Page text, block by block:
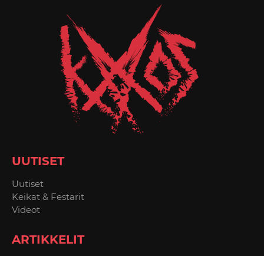
UUTISET
Uutiset
Keikat & Festarit
Videot
ARTIKKELIT